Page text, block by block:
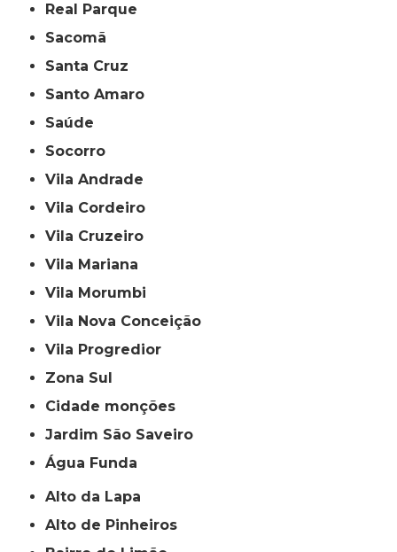
Real Parque
Sacomã
Santa Cruz
Santo Amaro
Saúde
Socorro
Vila Andrade
Vila Cordeiro
Vila Cruzeiro
Vila Mariana
Vila Morumbi
Vila Nova Conceição
Vila Progredior
Zona Sul
cidade monções
jardim São Saveiro
Água Funda
Alto da Lapa
Alto de Pinheiros